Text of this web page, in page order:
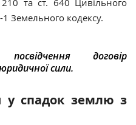
та ст. 640 Цивільного
1 Земельного кодексу.
договір
сили.
спадок землю з